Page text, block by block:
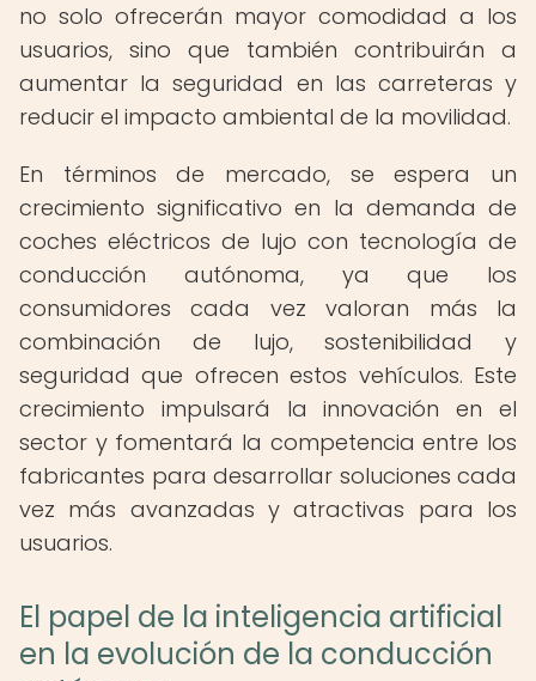
no solo ofrecerán mayor comodidad a los
usuarios, sino que también contribuirán a
aumentar la seguridad en las carreteras y
reducir el impacto ambiental de la movilidad.
En términos de mercado, se espera un
crecimiento significativo en la demanda de
coches eléctricos de lujo con tecnología de
conducción autónoma, ya que los
consumidores cada vez valoran más la
combinación de lujo, sostenibilidad y
seguridad que ofrecen estos vehículos. Este
crecimiento impulsará la innovación en el
sector y fomentará la competencia entre los
fabricantes para desarrollar soluciones cada
vez más avanzadas y atractivas para los
usuarios.
El papel de la inteligencia artificial
en la evolución de la conducción